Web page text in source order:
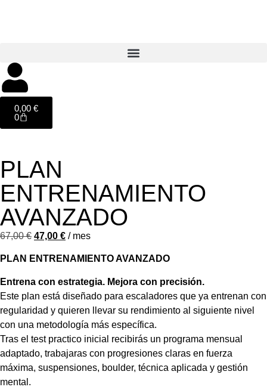
0,00 €
0
PLAN
ENTRENAMIENTO
AVANZADO
67,00€ 47,00 € / mes
PLAN ENTRENAMIENTO AVANZADO
Entrena con estrategia. Mejora con precisión.
Este plan está diseñado para escaladores que ya entrenan con
regularidad y quieren llevar su rendimiento al siguiente nivel
con una metodología más específica.
Tras el test practico inicial recibirás un programa mensual
adaptado, trabajaras con progresiones claras en fuerza
máxima, suspensiones, boulder, técnica aplicada y gestión
mental.